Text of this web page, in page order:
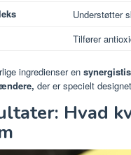
Understøtter
Tilfører
ingredienser en
der er specielt
Hvad